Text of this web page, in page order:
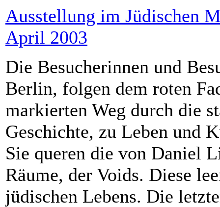
Ausstellung im Jüdischen
April 2003
Die Besucherinnen und
Berlin, folgen dem roten
markierten Weg durch die
Geschichte, zu Leben und
Sie queren die von Daniel
Räume, der Voids. Diese
jüdischen Lebens. Die